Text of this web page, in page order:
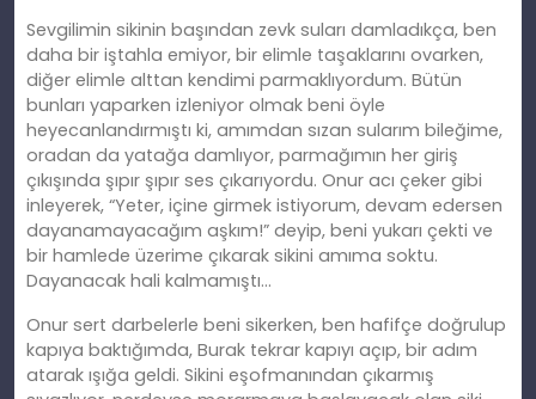
Sevgilimin sikinin başından zevk suları damladıkça, ben
daha bir iştahla emiyor, bir elimle taşaklarını ovarken,
diğer elimle alttan kendimi parmaklıyordum. Bütün
bunları yaparken izleniyor olmak beni öyle
heyecanlandırmıştı ki, amımdan sızan sularım bileğime,
oradan da yatağa damlıyor, parmağımın her giriş
çıkışında şıpır şıpır ses çıkarıyordu. Onur acı çeker gibi
inleyerek, “Yeter, içine girmek istiyorum, devam edersen
dayanamayacağım aşkım!” deyip, beni yukarı çekti ve
bir hamlede üzerime çıkarak sikini amıma soktu.
Dayanacak hali kalmamıştı…
Onur sert darbelerle beni sikerken, ben hafifçe doğrulup
kapıya baktığımda, Burak tekrar kapıyı açıp, bir adım
atarak ışığa geldi. Sikini eşofmanından çıkarmış